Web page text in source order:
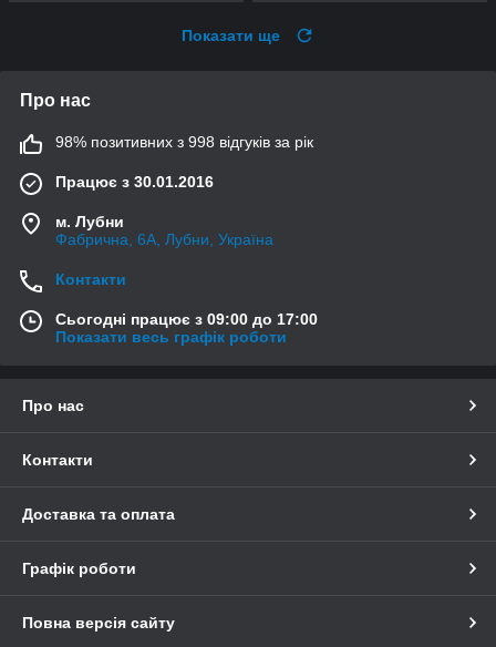
Показати ще
Про нас
98% позитивних з 998 відгуків за рік
Працює з 30.01.2016
м. Лубни
Фабрична, 6А, Лубни, Україна
Контакти
Сьогодні працює з 09:00 до 17:00
Показати весь графік роботи
Про нас
Контакти
Доставка та оплата
Графік роботи
Повна версія сайту